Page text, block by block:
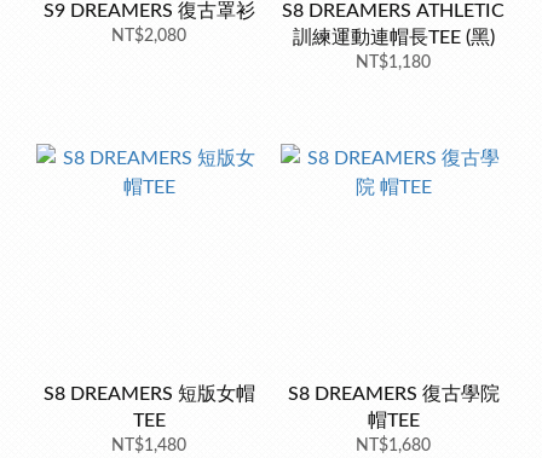
S9 DREAMERS 復古罩衫
NT$2,080
S8 DREAMERS ATHLETIC
訓練運動連帽長TEE (黑)
NT$1,180
S8 DREAMERS 短版女帽
TEE
NT$1,480
S8 DREAMERS 復古學院
帽TEE
NT$1,680